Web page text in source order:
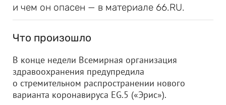
и чем он опасен — в материале 66.RU.
Что произошло
В конце недели Всемирная организация
здравоохранения предупредила
о стремительном распространении нового
варианта коронавируса EG.5 («Эрис»).